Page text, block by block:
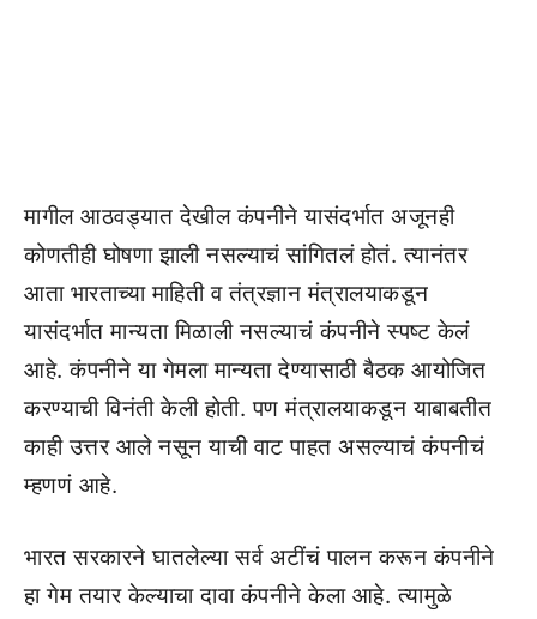
मागील आठवड्यात देखील कंपनीने यासंदर्भात अजूनही
कोणतीही घोषणा झाली नसल्याचं सांगितलं होतं. त्यानंतर
आता भारताच्या माहिती व तंत्रज्ञान मंत्रालयाकडून
यासंदर्भात मान्यता मिळाली नसल्याचं कंपनीने स्पष्ट केलं
आहे. कंपनीने या गेमला मान्यता देण्यासाठी बैठक आयोजित
करण्याची विनंती केली होती. पण मंत्रालयाकडून याबाबतीत
काही उत्तर आले नसून याची वाट पाहत असल्याचं कंपनीचं
म्हणणं आहे.
भारत सरकारने घातलेल्या सर्व अटींचं पालन करून कंपनीने
हा गेम तयार केल्याचा दावा कंपनीने केला आहे. त्यामुळे